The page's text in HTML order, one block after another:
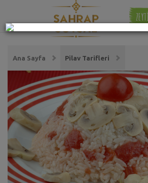
Ana Sayfa Pilav Tarifleri